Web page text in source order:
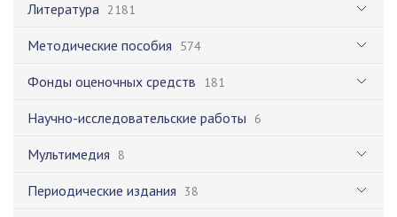
Литература 2181
Методические пособия 574
Фонды оценочных средств 181
Научно-исследовательские работы 6
Мультимедия 8
Периодические издания 38